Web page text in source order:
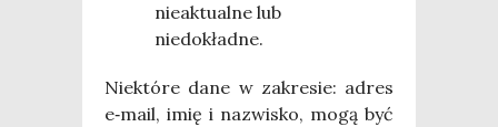
nie­ak­tu­al­ne lub
niedokładne.
Nie­któ­re dane w zakre­sie: adres
e‑mail, imię i nazwi­sko, mogą być